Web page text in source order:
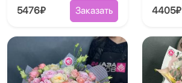
5476₽ Заказать 4405₽